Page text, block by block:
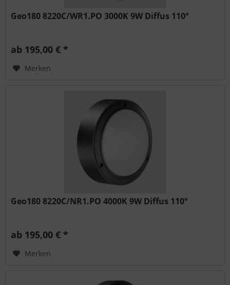
Geo180 8220C/WR1.PO 3000K 9W Diffus 110°
ab 195,00 € *
Merken
Geo180 8220C/NR1.PO 4000K 9W Diffus 110°
ab 195,00 € *
Merken